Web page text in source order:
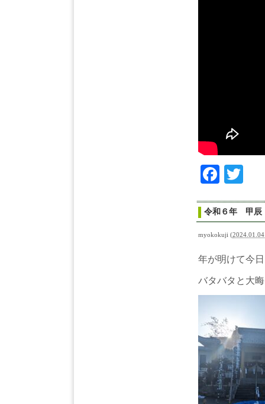
令和６年 甲辰
myokokuji (
年が明けて今
バタバタと大